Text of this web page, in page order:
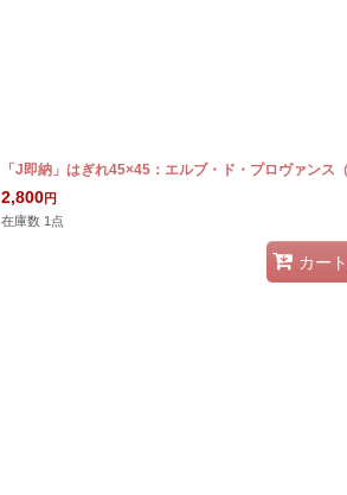
「J即納」はぎれ45×45：エルブ・ド・プロヴァンス
2,800円
在庫数 1点
カー